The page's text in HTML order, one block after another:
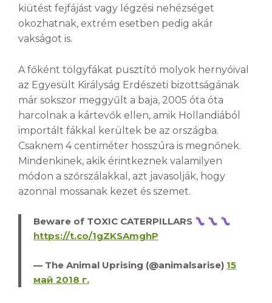
kiütést fejfájást vagy légzési nehézséget
okozhatnak, extrém esetben pedig akár
vakságot is.
A főként tölgyfákat pusztító molyok hernyóival
az Egyesült Királyság Erdészeti bizottságának
már sokszor meggyűlt a baja, 2005 óta óta
harcolnak a kártevők ellen, amik Hollandiából
importált fákkal kerültek be az országba.
Csaknem 4 centiméter hosszúra is megnőnek.
Mindenkinek, akik érintkeznek valamilyen
módon a szőrszálakkal, azt javasolják, hogy
azonnal mossanak kezet és szemet.
Beware of TOXIC CATERPILLARS
https://t.co/1gZKSAmghP
— The Animal Uprising (@animalsarise) 15
май 2018 г.